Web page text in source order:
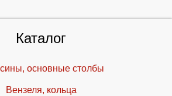
Каталог
основные столбы
Вензеля, кольца